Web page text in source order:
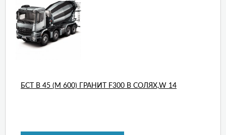
БСТ В 45 (М 600) ГРАНИТ F300 В СОЛЯХ,W 14